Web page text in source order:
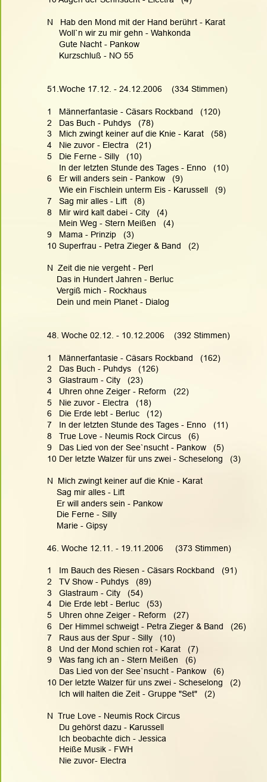
N   Hab den Mond mit der Hand berührt - Karat
     Woll`n wir zu mir gehn - Wahkonda
     Gute Nacht - Pankow
     Kurzschluß - NO 55
51.Woche 17.12. - 24.12.2006    (334 Stimmen)
1   Männerfantasie - Cäsars Rockband   (120)
2   Das Buch - Puhdys   (78)
3   Mich zwingt keiner auf die Knie - Karat   (58)
4   Nie zuvor - Electra   (21)
5   Die Ferne - Silly   (10)
     In der letzten Stunde des Tages - Enno   (10)
6   Er will anders sein - Pankow   (9)
     Wie ein Fischlein unterm Eis - Karussell   (9)
7   Sag mir alles - Lift   (8)
8   Mir wird kalt dabei - City   (4)
     Mein Weg - Stern Meißen   (4)
9   Mama - Prinzip   (3)
10 Superfrau - Petra Zieger & Band   (2)
N  Zeit die nie vergeht - Perl
    Das in Hundert Jahren - Berluc
    Vergiß mich - Rockhaus
    Dein und mein Planet - Dialog
48. Woche 02.12. - 10.12.2006    (392 Stimmen)
1   Männerfantasie - Cäsars Rockband   (162)
2   Das Buch - Puhdys   (126)
3   Glastraum - City   (23)
4   Uhren ohne Zeiger - Reform   (22)
5   Nie zuvor - Electra   (18)
6   Die Erde lebt - Berluc   (12)
7   In der letzten Stunde des Tages - Enno   (11)
8   True Love - Neumis Rock Circus   (6)
9   Das Lied von der See`nsucht - Pankow   (5)
10 Der letzte Walzer für uns zwei - Scheselong   (3)
N  Mich zwingt keiner auf die Knie - Karat
    Sag mir alles - Lift
    Er will anders sein - Pankow
    Die Ferne - Silly
    Marie - Gipsy
46. Woche 12.11. - 19.11.2006     (373 Stimmen)
1   Im Bauch des Riesen - Cäsars Rockband   (91)
2   TV Show - Puhdys   (89)
3   Glastraum - City   (54)
4   Die Erde lebt - Berluc   (53)
5   Uhren ohne Zeiger - Reform   (27)
6   Der Himmel schweigt - Petra Zieger & Band   (26)
7   Raus aus der Spur - Silly   (10)
8   Und der Mond schien rot - Karat   (7)
9   Was fang ich an - Stern Meißen   (6)
     Das Lied von der See`nsucht - Pankow   (6)
10 Der letzte Walzer für uns zwei - Scheselong   (2)
     Ich will halten die Zeit - Gruppe "Set"   (2)
N  True Love - Neumis Rock Circus
     Du gehörst dazu - Karussell
     Ich beobachte dich - Jessica
     Heiße Musik - FWH
     Nie zuvor- Electra